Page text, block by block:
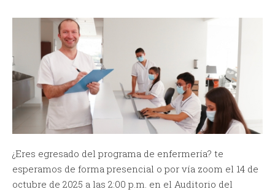
¿Eres egresado del programa de enfermería? te
esperamos de forma presencial o por vía zoom el 14 de
octubre de 2025 a las 2:00 p.m. en el Auditorio del